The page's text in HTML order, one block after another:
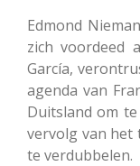
Edmond
zich voordeed
García,
agenda van
Duitsland om
vervolg van het
te verdubbelen.